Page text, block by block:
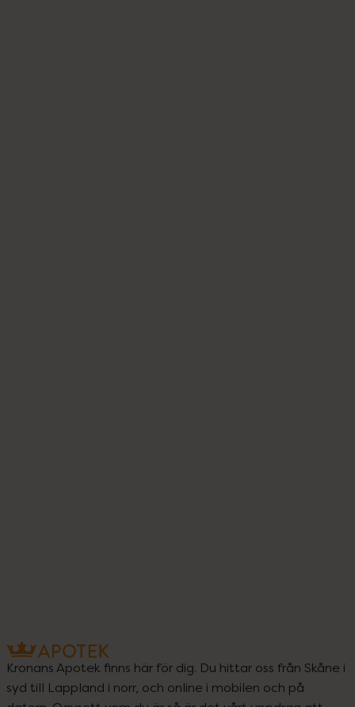
Kronans Apotek finns här för dig. Du hittar oss från Skåne i
syd till Lappland i norr, och online i mobilen och på